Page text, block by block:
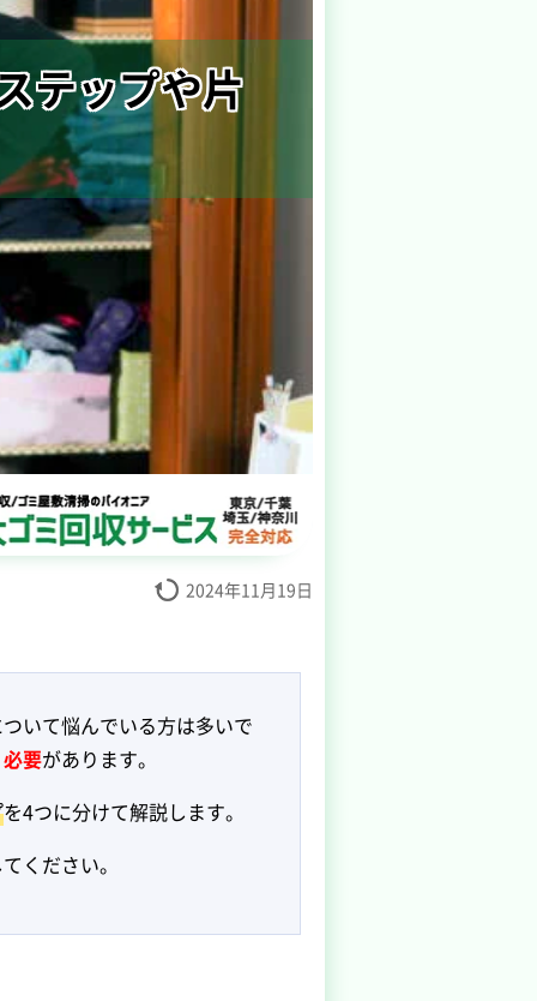
テップや片
2024年11月19日
いて悩んでいる方は多いで
要があります。
を4つに分けて解説します。
ください。